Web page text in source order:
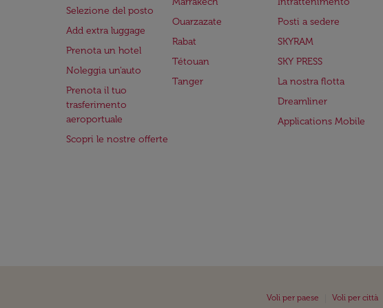
Selezione del posto
Add extra luggage
Prenota un hotel
Noleggia un'auto
Prenota il tuo
trasferimento
aeroportuale
Scopri le nostre offerte
Ouarzazate
Rabat
Tétouan
Tanger
Posti a sedere
SKYRAM
SKY PRESS
La nostra flotta
Dreamliner
Applications Mobile
Voli per paese Voli per città